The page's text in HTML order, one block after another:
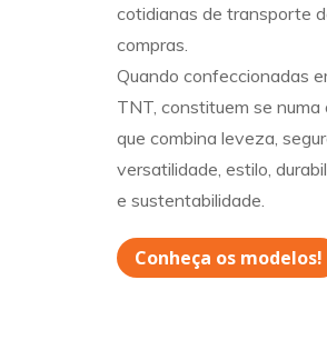
cotidianas de transporte
compras.
Quando confeccionadas
TNT, constituem se numa
que combina leveza,
versatilidade, estilo,
e sustentabilidade.
Conheça os modelos!